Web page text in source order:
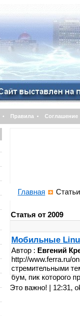
• Правила • Соглашение
Главная Статьи
Статья от 2009
Мобильные
Автор : Евгений
http://www.ferra.ru/
стремительными
бум, пик которого
Это важно! | 12:31,